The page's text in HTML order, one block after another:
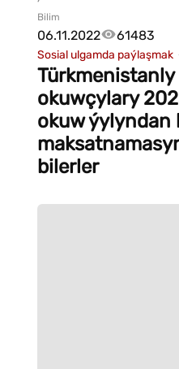
Bilim
06.11.2022 61483
Sosial ulgamda paýlaşmak
Türkmenistanly
okuwçylary
okuw ýylyndan
bilerler